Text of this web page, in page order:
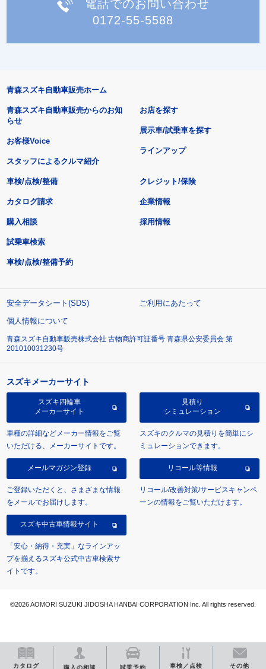
電話でのお問い合わせ
0172-55-5588
カタログ 購入の相談 試乗予約 車検／点検 その他
青森スズキ自動車販売ホーム
青森スズキ自動車販売からのお知
らせ
お客様Voice
スタッフによるクルマ紹介
お店を探す
展示車/試乗車を探す
ラインアップ
車検/点検/整備 クレジット/保険
カタログ請求
購入相談
試乗車検索
車検/点検/整備予約
企業情報
採用情報
安全データシート(SDS)
ご利用にあたって
個人情報について
青森スズキ自動車販売株式会社 古物商許可証番号 青森県公安委員会 第
201010031230号
スズキメーカーサイト
スズキ四輪車
メーカーサイト
車種の詳細などメーカー情報をご覧
いただける、メーカーサイトです。
見積り
シミュレーション
スズキのクルマの見積りを簡単にシ
ミュレーションできます。
メールマガジン登録
ご登録いただくと、さまざまな情報
をメールでお届けします。
リコール等情報
リコール/改善対策/サービスキャンペ
ーンの情報をご覧いただけます。
スズキ中古車情報サイト
「安心・納得・充実」なラインアッ
プを揃えるスズキ公式中古車検索サ
イトです。
©2026 AOMORI SUZUKI JIDOSHA HANBAI CORPORATION Inc. All rights reserved.